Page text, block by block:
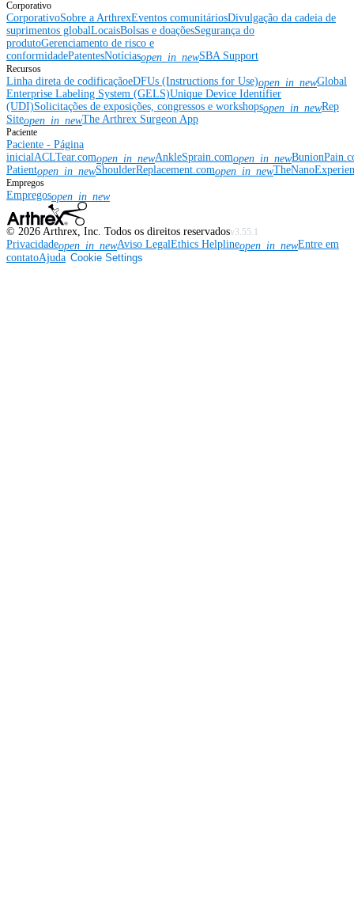
Corporativo
CorporativoSobre a ArthrexEventos comunitáriosDivulgação da cadeia de
suprimentos globalLocaisBolsas e doaçõesSegurança do
produtoGerenciamento de risco e
conformidadePatentesNotíciasopen_in_newSBA Support
Recursos
Linha direta de codificaçãoeDFUs (Instructions for Use)open_in_newGlobal
Enterprise Labeling System (GELS)Unique Device Identifier
(UDI)Solicitações de exposições, congressos e workshopsopen_in_newRep
Siteopen_in_newThe Arthrex Surgeon App
Paciente
Paciente - Página
inicialACLTear.comopen_in_newAnkleSprain.comopen_in_new
Patientopen_in_newShoulderReplacement.comopen_in_new
Empregos
Empregosopen_in_new
© 2026 Arthrex, Inc. Todos os direitos reservadosv3.55.1
Privacidadeopen_in_newAviso LegalEthics Helplineopen_in_newEntre em
contatoAjuda Cookie Settings